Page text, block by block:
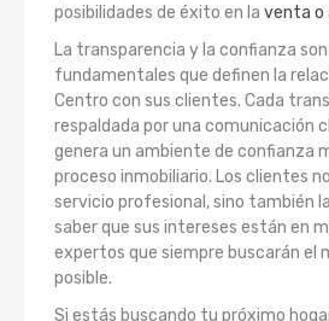
posibilidades de éxito en la venta o
La transparencia y la confianza
fundamentales que definen la
Centro con sus clientes. Cada
respaldada por una comunicación
genera un ambiente de confianza
proceso inmobiliario. Los clientes
servicio profesional, sino también
saber que sus intereses están en
expertos que siempre buscarán el
posible.
Si estás buscando tu próximo